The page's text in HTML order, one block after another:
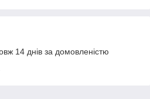
14 днів за домовленістю